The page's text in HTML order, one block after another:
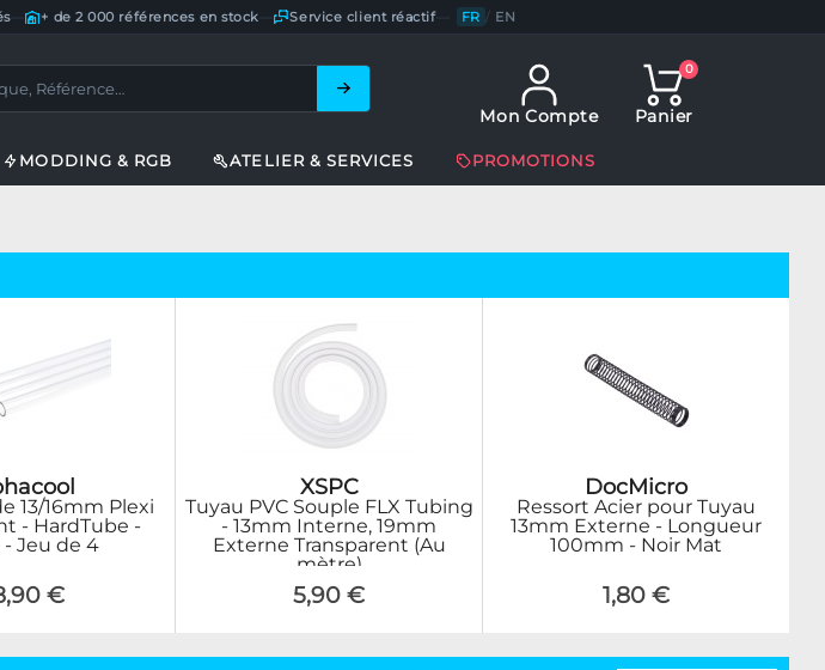
— + de 2 000 références en stock Service client réactif— FR / EN
Mon Compte
0
Panier
MODDING & RGB ATELIER & SERVICES PROMOTIONS
13/16mm Plexi
- HardTube -
Jeu de 4
€
XSPC
Tuyau PVC Souple FLX Tubing
- 13mm Interne, 19mm
Externe Transparent (Au
mètre)
5,90 €
DocMicro
Ressort Acier pour Tuyau
13mm Externe - Longueur
100mm - Noir Mat
1,80 €